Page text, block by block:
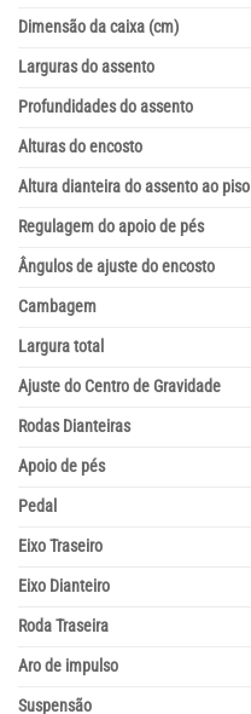
Dimensão da caixa (cm)
Larguras do assento
Profundidades do assento
Alturas do encosto
Altura dianteira do assento ao piso
Regulagem do apoio de pés
Ângulos de ajuste do encosto
Cambagem
Largura total
Ajuste do Centro de Gravidade
Rodas Dianteiras
Apoio de pés
Pedal
Eixo Traseiro
Eixo Dianteiro
Roda Traseira
Aro de impulso
Suspensão